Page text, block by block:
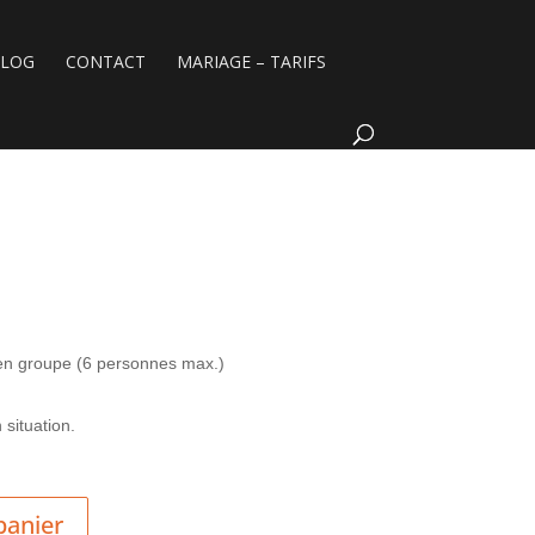
CONTACT MARIAGE – TARIFS
groupe (6 personnes max.)